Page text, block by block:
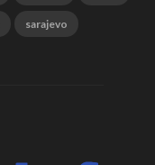
sarajevo